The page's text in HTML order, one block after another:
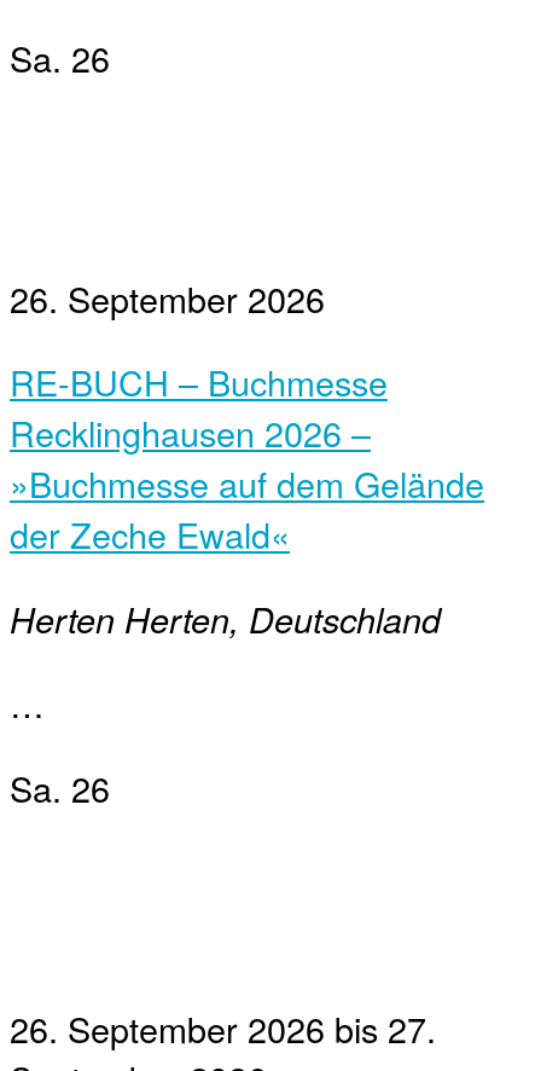
Sa. 26
26. September 2026
RE-BUCH – Buchmesse
Recklinghausen 2026 –
»Buchmesse auf dem Gelände
der Zeche Ewald«
Herten Herten, Deutschland
…
Sa. 26
26. September 2026 bis 27.